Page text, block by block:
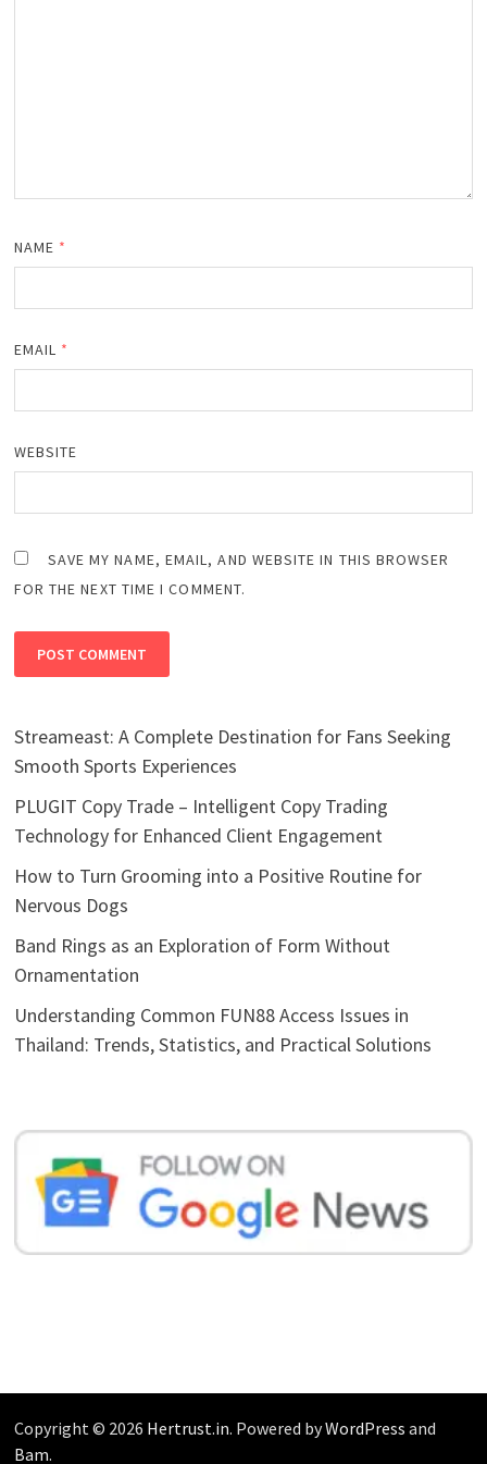
NAME *
EMAIL *
WEBSITE
SAVE MY NAME, EMAIL, AND WEBSITE IN THIS BROWSER
FOR THE NEXT TIME I COMMENT.
Streameast: A Complete Destination for Fans Seeking
Smooth Sports Experiences
PLUGIT Copy Trade – Intelligent Copy Trading
Technology for Enhanced Client Engagement
How to Turn Grooming into a Positive Routine for
Nervous Dogs
Band Rings as an Exploration of Form Without
Ornamentation
Understanding Common FUN88 Access Issues in
Thailand: Trends, Statistics, and Practical Solutions
Copyright © 2026 Hertrust.in. Powered byWordPress and
Bam.